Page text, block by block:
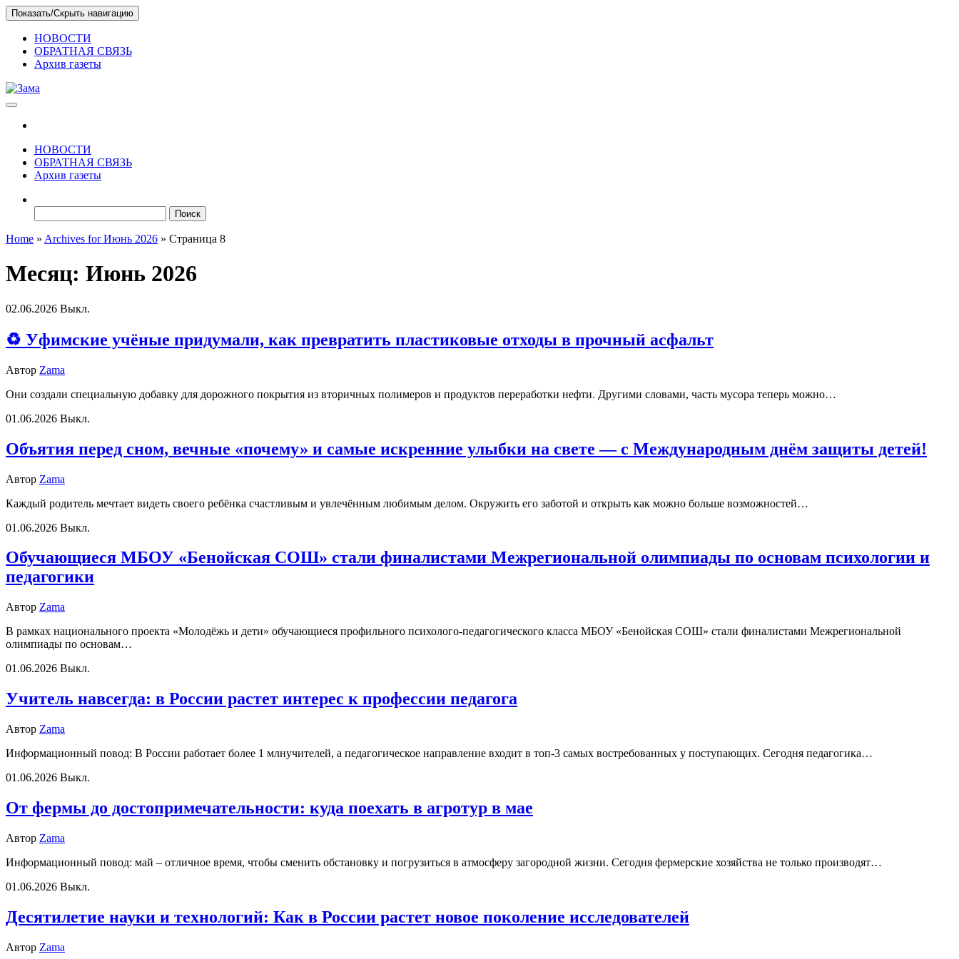
Skip
to
content
Показать/Скрыть навигацию
НОВОСТИ
ОБРАТНАЯ СВЯЗЬ
Архив газеты
НОВОСТИ
ОБРАТНАЯ СВЯЗЬ
Архив газеты
Home » Archives for Июнь 2026 » Страница 8
Месяц: Июнь 2026
02.06.2026 Выкл.
♻️ Уфимские учёные придумали, как превратить пластиковые отходы в прочный асфальт
Автор Zama
Они создали специальную добавку для дорожного покрытия из вторичных полимеров и продуктов переработки нефти. Другими словами, часть мусора теперь можно…
01.06.2026 Выкл.
Объятия перед сном, вечные «почему» и самые искренние улыбки на свете — с Международным днём защиты детей!
Автор Zama
Каждый родитель мечтает видеть своего ребёнка счастливым и увлечённым любимым делом. Окружить его заботой и открыть как можно больше возможностей…
01.06.2026 Выкл.
Обучающиеся МБОУ «Бенойская СОШ» стали финалистами Межрегиональной олимпиады по основам психологии и
педагогики
Автор Zama
В рамках национального проекта «Молодёжь и дети» обучающиеся профильного психолого-педагогического класса МБОУ «Бенойская СОШ» стали финалистами Межрегиональной
олимпиады по основам…
01.06.2026 Выкл.
Учитель навсегда: в России растет интерес к профессии педагога
Автор Zama
Информационный повод: В России работает более 1 млнучителей, а педагогическое направление входит в топ-3 самых востребованных у поступающих. Сегодня педагогика…
01.06.2026 Выкл.
От фермы до достопримечательности: куда поехать в агротур в мае
Автор Zama
Информационный повод: май – отличное время, чтобы сменить обстановку и погрузиться в атмосферу загородной жизни. Сегодня фермерские хозяйства не только производят…
01.06.2026 Выкл.
Десятилетие науки и технологий: Как в России растет новое поколение исследователей
Автор Zama